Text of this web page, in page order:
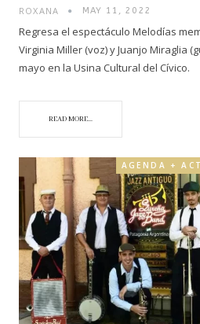
ROXANA MAY 11, 2022
Regresa el espectáculo Melodías
Virginia Miller (voz) y Juanjo Miraglia
mayo en la Usina Cultural del Cívico.
READ MORE...